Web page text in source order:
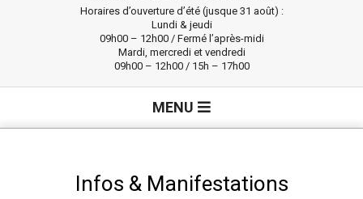
Horaires d’ouverture d’été (jusque 31 août) :
Lundi & jeudi
09h00 – 12h00 / Fermé l’après-midi
Mardi, mercredi et vendredi
09h00 – 12h00 / 15h – 17h00
MENU
Infos & Manifestations